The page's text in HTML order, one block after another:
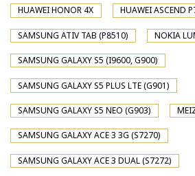
HUAWEI HONOR 4X HUAWEI ASCEND
SAMSUNG ATIV TAB (P8510) NOKIA
SAMSUNG GALAXY S5 (I9600, G900)
SAMSUNG GALAXY S5 PLUS LTE (G901)
SAMSUNG GALAXY S5 NEO (G903)
SAMSUNG GALAXY ACE 3 3G (S7270)
SAMSUNG GALAXY ACE 3 DUAL (S7272)